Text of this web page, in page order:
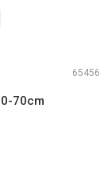
65456
70cm